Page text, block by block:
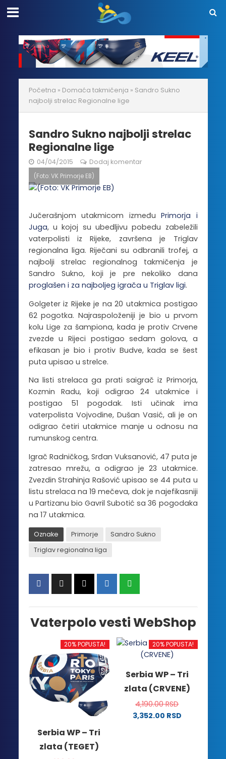
Početna » Domaća takmičenja » Sandro Sukno
najbolji strelac Regionalne lige
Sandro Sukno najbolji strelac
Regionalne lige
04/04/2015 Dodaj komentar
(Foto: VK Primorje EB)
Jučerašnjom utakmicom između Primorja i
Juga, u kojoj su ubedljivu pobedu zabeležili
vaterpolisti iz Rijeke, završena je Triglav
regionalna liga. Riječani su odbranili trofej, a
najbolji strelac regionalnog takmičenja je
Sandro Sukno, koji je pre nekoliko dana
proglašen i za najboljeg igrača u Triglav ligi.
Golgeter iz Rijeke je na 20 utakmica postigao
62 pogotka. Najraspoloženiji je bio u prvom
kolu Lige za šampiona, kada je protiv Crvene
zvezde u Rijeci postigao sedam golova, a
efikasan je bio i protiv Budve, kada se šest
puta upisao u strelce.
Na listi strelaca ga prati saigrač iz Primorja,
Kozmin Radu, koji odigrao 24 utakmice i
postigao 51 pogodak. Isti učinak ima
vaterpolista Vojvodine, Dušan Vasić, ali je on
odigrao četiri utakmice manje u odnosu na
rumunskog centra.
Igrač Radničkog, Srđan Vuksanović, 47 puta je
zatresao mrežu, a odigrao je 23 utakmice.
Zvezdin Strahinja Rašović upisao se 44 puta u
listu strelaca na 19 mečeva, dok je najefikasniji
u Partizanu bio Gavril Subotić sa 36 pogodaka
na 17 utakmica.
Oznake Primorje
Sandro Sukno
Triglav regionalna liga
Vaterpolo vesti WebShop
20% POPUSTA!
Serbia WP – Tri
zlata (TEGET)
20% POPUSTA!
Serbia WP – Tri
zlata (CRVENE)
4,190.00RSD
3,352.00 RSD